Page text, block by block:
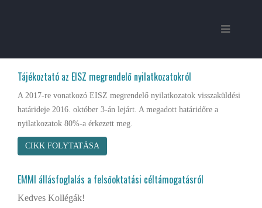
Tájékoztató az EISZ megrendelő nyilatkozatokról
A 2017-re vonatkozó EISZ megrendelő nyilatkozatok visszaküldési
határideje 2016. október 3-án lejárt. A megadott határidőre a
nyilatkozatok 80%-a érkezett meg.
CIKK FOLYTATÁSA
EMMI állásfoglalás a felsőoktatási céltámogatásról
Kedves Kollégák!